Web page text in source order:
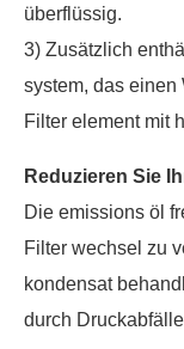
überflüssig.
3) Zusätzlich
system, das einen
Filter element mit
Reduzieren Sie
Die emissions öl
Filter wechsel zu
kondensat
durch